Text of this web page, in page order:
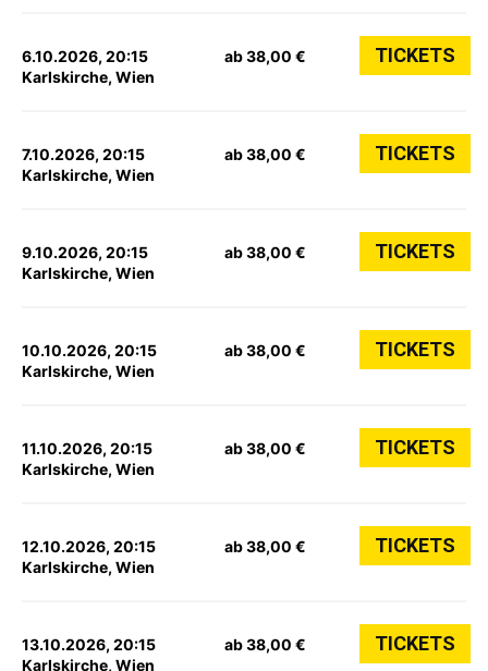
6.10.2026, 20:15
Karlskirche, Wien
ab 38,00 € TICKETS
7.10.2026, 20:15
Karlskirche, Wien
ab 38,00 € TICKETS
9.10.2026, 20:15
Karlskirche, Wien
ab 38,00 € TICKETS
10.10.2026, 20:15
Karlskirche, Wien
ab 38,00 € TICKETS
11.10.2026, 20:15
Karlskirche, Wien
ab 38,00 € TICKETS
12.10.2026, 20:15
Karlskirche, Wien
ab 38,00 € TICKETS
13.10.2026, 20:15
Karlskirche, Wien
ab 38,00 € TICKETS